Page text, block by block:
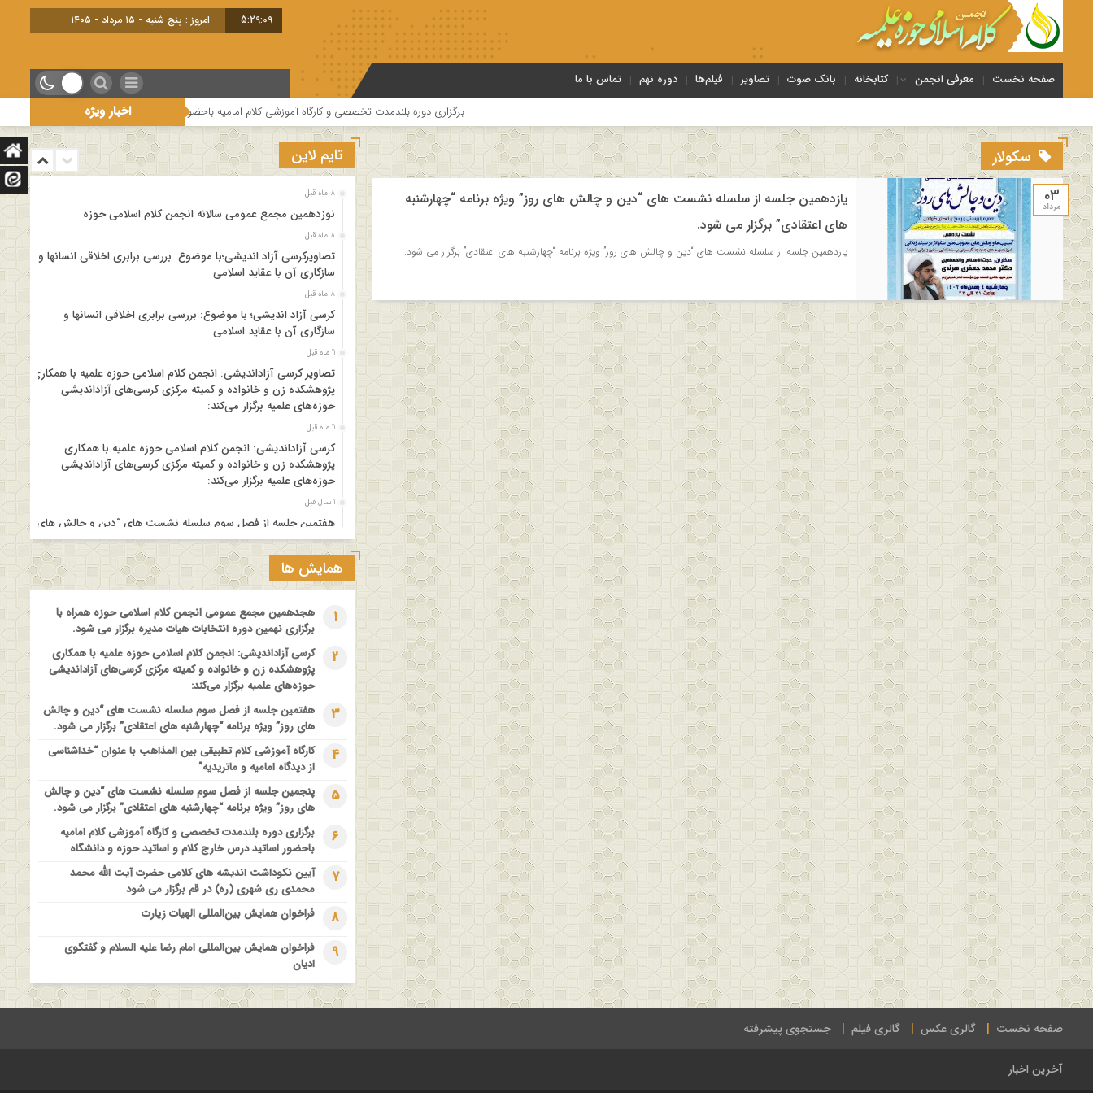
5:29:09 امروز : پنج شنبه - ۱۵ مرداد - ۱۴۰۵
صفحه نخست معرفی انجمن کتابخانه بانک صوت تصاویر فیلم‌ها دوره نهم تماس با ما
اخبار ویژه
برگزاری دوره بلندمدت تخصصی و کارگاه آموزشی کلام امامیه باحضور اساتید درس خارج کلام و اساتید حوزه و دانشگاه
سکولار
۰۳
مرداد
یازدهمین جلسه از سلسله نشست های “دین و چالش های روز” ویژه برنامه “چهارشنبه
های اعتقادی” برگزار می شود.
یازدهمین جلسه از سلسله نشست های “دین و چالش های روز” ویژه برنامه “چهارشنبه های اعتقادی” برگزار می شود.
تایم لاین
8 ماه قبل
نوزدهمین مجمع عمومی سالانه انجمن کلام اسلامی حوزه
8 ماه قبل
تصاویرکرسی آزاد اندیشی؛با موضوع: بررسی برابری اخلاقی انسانها و
سازگاری آن با عقاید اسلامی
8 ماه قبل
کرسی آزاد اندیشی؛ با موضوع: بررسی برابری اخلاقی انسانها و
سازگاری آن با عقاید اسلامی
11 ماه قبل
تصاویر کرسی آزاداندیشی: انجمن کلام اسلامی حوزه علمیه با همکاری
پژوهشکده زن و خانواده و کمیته مرکزی کرسی‌های آزاداندیشی
حوزه‌های علمیه برگزار می‌کند:
11 ماه قبل
کرسی آزاداندیشی: انجمن کلام اسلامی حوزه علمیه با همکاری
پژوهشکده زن و خانواده و کمیته مرکزی کرسی‌های آزاداندیشی
حوزه‌های علمیه برگزار می‌کند:
1 سال قبل
هفتمین جلسه از فصل سوم سلسله نشست های “دین و چالش های
روز” ویژه برنامه “چهارشنبه های اعتقادی” برگزار می شود.
مدرسه بهاره بازخوانی آموزه وحیانی بینونت پیشینه // تقریرها // ادله
کارگاه آموزشی کلام تطبیقی بین المذاهب با عنوان “خداشناسی از
دیدگاه امامیه و ماتریدیه”
1 سال قبل
اولین همایش ملی” #زن و #خانواده ؛ کاوش های #وحیانی و
1 سال قبل
فراخوان مقاله ویژه سیزدهمین همایش بین المللی’فلسفه دین معاصر
با موضوع: “وحی و نبوت”
همایش ها
1
هجدهمین مجمع عمومی انجمن کلام اسلامی حوزه همراه با
برگزاری نهمین دوره انتخابات هیات مدیره برگزار می شود.
2
کرسی آزاداندیشی: انجمن کلام اسلامی حوزه علمیه با همکاری
پژوهشکده زن و خانواده و کمیته مرکزی کرسی‌های آزاداندیشی
حوزه‌های علمیه برگزار می‌کند:
3
هفتمین جلسه از فصل سوم سلسله نشست های “دین و چالش
های روز” ویژه برنامه “چهارشنبه های اعتقادی” برگزار می شود.
4
کارگاه آموزشی کلام تطبیقی بین المذاهب با عنوان “خداشناسی
از دیدگاه امامیه و ماتریدیه”
5
پنجمین جلسه از فصل سوم سلسله نشست های “دین و چالش
های روز” ویژه برنامه “چهارشنبه های اعتقادی” برگزار می شود.
6
برگزاری دوره بلندمدت تخصصی و کارگاه آموزشی کلام امامیه
باحضور اساتید درس خارج کلام و اساتید حوزه و دانشگاه
7
آیین نکوداشت اندیشه های کلامی حضرت آیت الله محمد
محمدی ری شهری (ره) در قم برگزار می شود
8 فراخوان همایش بین‌المللی الهیات زیارت
9
فراخوان همایش بین‌المللی امام رضا علیه السلام و گفتگوی
ادیان
صفحه نخست گالری عکس گالری فیلم جستجوی پیشرفته
آخرین اخبار